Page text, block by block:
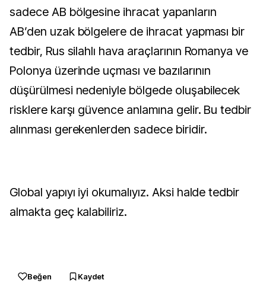
sadece AB bölgesine ihracat yapanların
AB’den uzak bölgelere de ihracat yapması bir
tedbir, Rus silahlı hava araçlarının Romanya ve
Polonya üzerinde uçması ve bazılarının
düşürülmesi nedeniyle bölgede oluşabilecek
risklere karşı güvence anlamına gelir. Bu tedbir
alınması gerekenlerden sadece biridir.
Global yapıyı iyi okumalıyız. Aksi halde tedbir
almakta geç kalabiliriz.
Beğen Kaydet